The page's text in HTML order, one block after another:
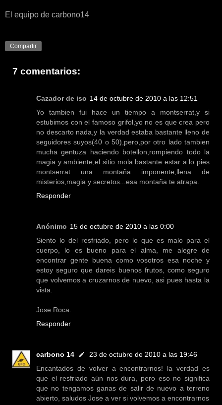
El equipo de carbono14
Compartir
7 comentarios:
Cazador de iso 14 de octubre de 2010 a las 12:51
Yo tambien fui hace un tiempo a montserrat,y si
estubimos con el famoso grifol,yo no es que crea pero
no descarto nada,y la verdad estaba bastante lleno de
seguidores suyos(40 o 50),pero,por otro lado tambien
mucha gentuza haciendo botellon,rompiendo todo la
magia y ambiente,el sitio mola bastante estar a lo pies
montserrat una montaña imponente,llena de
misterios,magia y secretos...esa montaña te atrapa.
Responder
Anónimo 15 de octubre de 2010 a las 0:00
Siento lo del resfriado, pero lo que es malo para el
cuerpo, lo es bueno para el alma, me alegre de
encontrar gente buena como vosotros esa noche y
estoy seguro que dareis buenos frutos, como seguro
que volvemos a cruzarnos de nuevo, asi pues hasta la
vista.
Jose Roca.
Responder
carbono 14
23 de octubre de 2010 a las 19:46
Encantados de volver a encontrarnos! la verdad es
que el resfriado aún nos dura, pero eso no significa
que no tengamos ganas de salir de nuevo a terreno
abierto, saludos Jose a ver si volvemos a encontrarnos